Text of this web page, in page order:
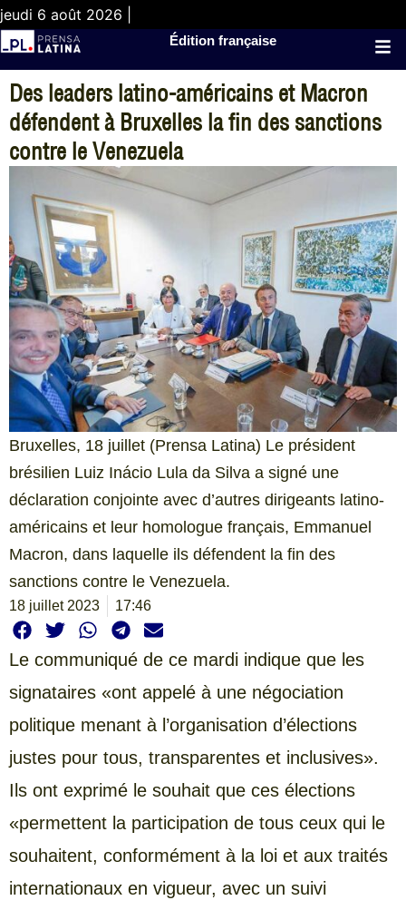
jeudi 6 août 2026 |
Édition française
Des leaders latino-américains et Macron
défendent à Bruxelles la fin des sanctions
contre le Venezuela
Bruxelles, 18 juillet (Prensa Latina) Le président
brésilien Luiz Inácio Lula da Silva a signé une
déclaration conjointe avec d’autres dirigeants latino-
américains et leur homologue français, Emmanuel
Macron, dans laquelle ils défendent la fin des
sanctions contre le Venezuela.
18 juillet 2023 17:46
Le communiqué de ce mardi indique que les
signataires «ont appelé à une négociation
politique menant à l’organisation d’élections
justes pour tous, transparentes et inclusives».
Ils ont exprimé le souhait que ces élections
«permettent la participation de tous ceux qui le
souhaitent, conformément à la loi et aux traités
internationaux en vigueur, avec un suivi